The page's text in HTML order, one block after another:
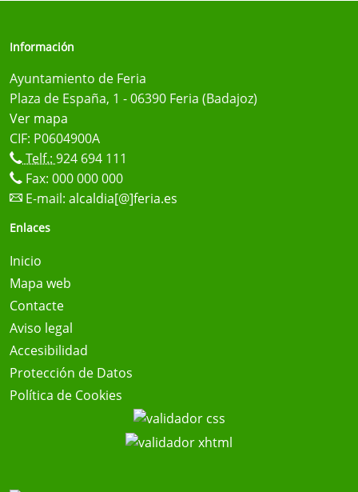
Información
Ayuntamiento de Feria
Plaza de España, 1 - 06390 Feria (Badajoz)
Ver mapa
CIF: P0604900A
Telf.: 924 694 111
Fax: 000 000 000
E-mail: alcaldia[@]feria.es
Enlaces
Inicio
Mapa web
Contacte
Aviso legal
Accesibilidad
Protección de Datos
Política de Cookies